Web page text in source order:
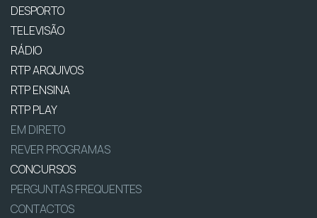
DESPORTO
TELEVISÃO
RÁDIO
RTP ARQUIVOS
RTP ENSINA
RTP PLAY
EM DIRETO
REVER PROGRAMAS
CONCURSOS
PERGUNTAS FREQUENTES
CONTACTOS